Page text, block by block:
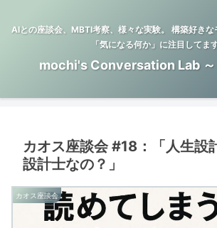
AIとの座談会、MBTI考察、様々な実験。 構築好き
「気になる何か」に注目してます
mochi's Conversation Lab ～
カオス座談会 #18：「人生設
設計士なの？」
カオス座談会